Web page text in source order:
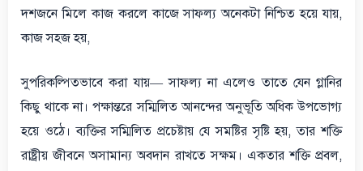
দশজনে মিলে কাজ করলে কাজে সাফল্য অনেকটা নিশ্চিত হয়ে যায়,
কাজ সহজ হয়,
সুপরিকল্পিতভাবে করা যায়— সাফল্য না এলেও তাতে যেন গ্লানির
কিছু থাকে না। পক্ষান্তরে সম্মিলিত আনন্দের অনুভূতি অধিক উপভোগ্য
হয়ে ওঠে। ব্যক্তির সম্মিলিত প্রচেষ্টায় যে সমষ্টির সৃষ্টি হয়, তার শক্তি
রাষ্ট্রীয় জীবনে অসামান্য অবদান রাখতে সক্ষম। একতার শক্তি প্রবল,